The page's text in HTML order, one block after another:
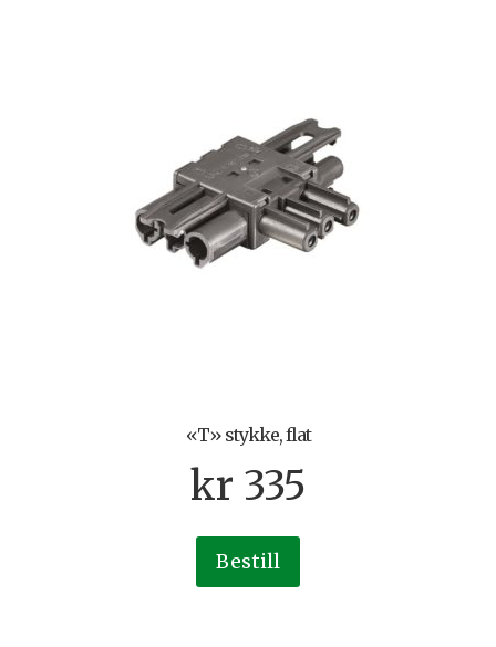
«T» stykke, flat
kr 335
Bestill